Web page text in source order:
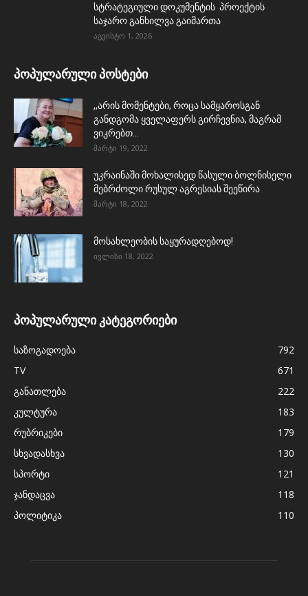
სტრატეგიული დოკუმენტის პროექტის
საჯარო განხილვა გაიმართა
აგვისტო 1, 2026
პოპულარული პოსტები
,,არის მომენტები, როცა სამყაროსგან
განდგომა ყველაფერს გირჩევნია, მაგრამ
ვიკრებთ...
მარტი 19, 2022
უკრაინაში მოხალისედ წასული ბოლნისელი
მებრძოლი რუსულ აგრესიას შეეწირა
მარტი 18, 2022
მოსახლეობის საყურადღებოდ!
ივლისი 18, 2022
პოპულარული კატეგორიები
საზოგადოება
792
TV
671
განათლება
222
კულტურა
183
რუბრიკები
179
სხვადასხვა
130
სპორტი
121
ჯანდაცვა
118
პოლიტიკა
110